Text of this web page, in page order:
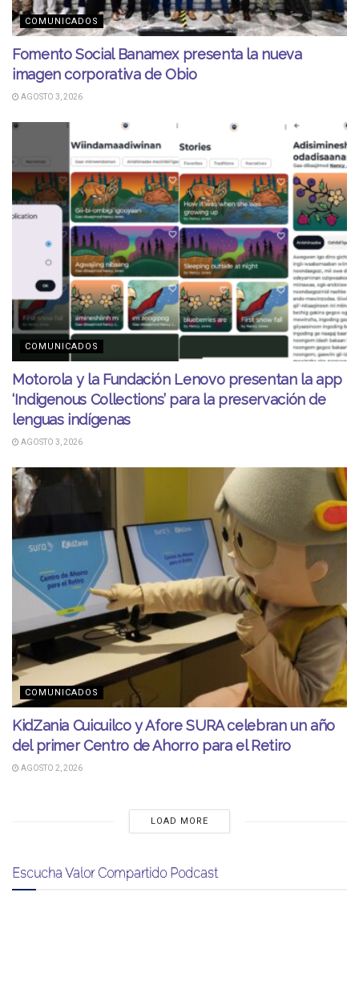
COMUNICADOS
Fomento Social Banamex presenta la nueva
imagen corporativa de Obio
AGOSTO 3, 2026
COMUNICADOS
Motorola y la Fundación Lenovo presentan la app
‘Indigenous Collections’ para la preservación de
lenguas indígenas
AGOSTO 3, 2026
COMUNICADOS
KidZania Cuicuilco y Afore SURA celebran un año
del primer Centro de Ahorro para el Retiro
AGOSTO 2, 2026
LOAD MORE
Escucha Valor Compartido Podcast